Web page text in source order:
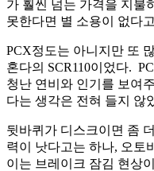
가 훨씬 넘는 가격을 지불
못한다면 별 소용이 없다
PCX정도는 아니지만 또
혼다의 SCR110이었다.
청난 연비와 인기를 보여
다는 생각은 전혀 들지 않
뒷바퀴가 디스크이면 좀
력이 낫다고는 하나, 오토
이는 브레이크 잠김 현상